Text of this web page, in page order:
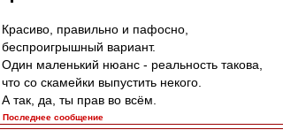
Красиво, правильно и пафосно,
беспроигрышный вариант.
Один маленький нюанс - реальность такова,
что со скамейки выпустить некого.
А так, да, ты прав во всём.
Последнее сообщение